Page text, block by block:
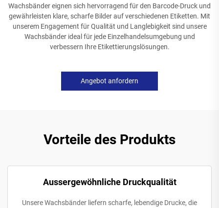
Wachsbänder eignen sich hervorragend für den Barcode-Druck und
gewährleisten klare, scharfe Bilder auf verschiedenen Etiketten. Mit
unserem Engagement für Qualität und Langlebigkeit sind unsere
Wachsbänder ideal für jede Einzelhandelsumgebung und
verbessern Ihre Etikettierungslösungen.
Angebot anfordern
Vorteile des Produkts
Aussergewöhnliche Druckqualität
Unsere Wachsbänder liefern scharfe, lebendige Drucke, die